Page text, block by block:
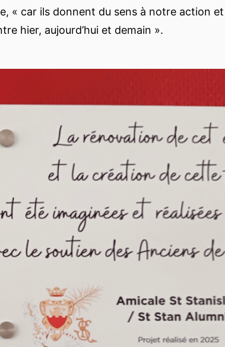
« car ils donnent du sens à notre action
hier, aujourd’hui et demain ».